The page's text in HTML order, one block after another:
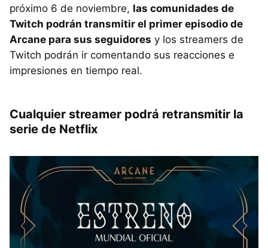
próximo 6 de noviembre, las comunidades de
Twitch podrán transmitir el primer episodio de
Arcane para sus seguidores y los streamers de
Twitch podrán ir comentando sus reacciones e
impresiones en tiempo real.
Cualquier streamer podrá retransmitir la
serie de Netflix